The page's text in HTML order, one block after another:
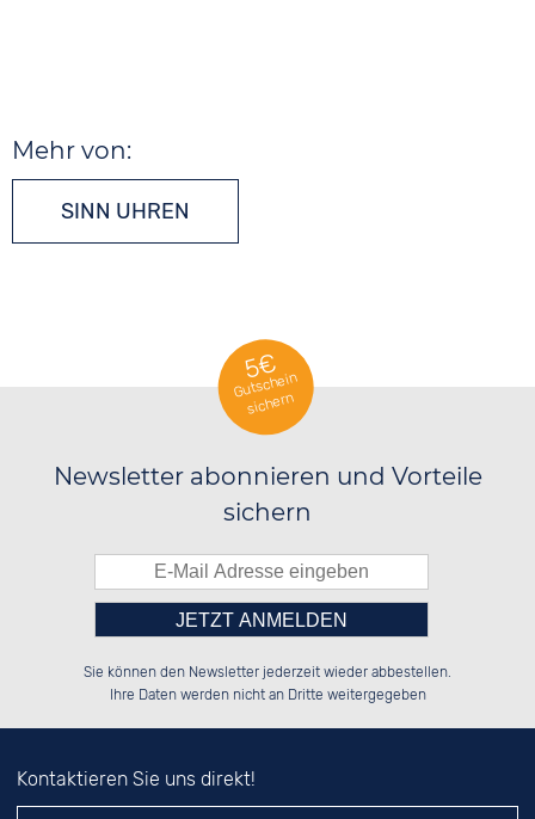
Mehr von:
SINN UHREN
5€
Gutschein
sichern
Newsletter abonnieren und Vorteile
sichern
██░░░░░░██░░██░░░░░░██░░░░░░██░░
██████░░██░░██░░░░████░░░░████░░
░░░░██░░██░░██░░░░░░██░░░░░░██░░
Bitte tragen Sie die Zahl in
das nebenstehende Feld ein.
Sie können den Newsletter jederzeit wieder abbestellen.
Ihre Daten werden nicht an Dritte weitergegeben
Kontaktieren Sie uns direkt!